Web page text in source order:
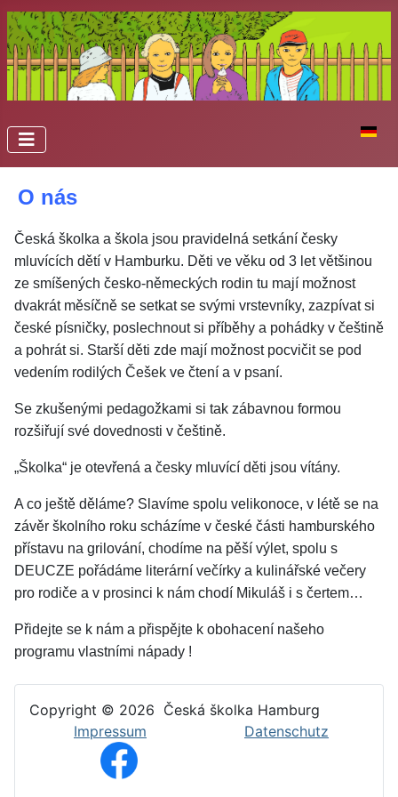
Zvolte
O nás
Česká školka a škola jsou pravidelná setkání česky
mluvících dětí v Hamburku. Děti ve věku od 3 let většinou
ze smíšených česko-německých rodin tu mají možnost
dvakrát měsíčně se setkat se svými vrstevníky, zazpívat si
české písničky, poslechnout si příběhy a pohádky v češtině
a pohrát si. Starší děti zde mají možnost pocvičit se pod
vedením rodilých Češek ve čtení a v psaní.
Se zkušenými pedagožkami si tak zábavnou formou
rozšiřují své dovednosti v češtině.
„Školka“ je otevřená a česky mluvící děti jsou vítány.
A co ještě děláme? Slavíme spolu velikonoce, v létě se na
závěr školního roku scházíme v české části hamburského
přístavu na grilování, chodíme na pěší výlet, spolu s
DEUCZE pořádáme literární večírky a kulinářské večery
pro rodiče a v prosinci k nám chodí Mikuláš i s čertem…
Přidejte se k nám a přispějte k obohacení našeho
programu vlastními nápady !
Copyright © 2026 Česká školka Hamburg
Impressum
Datenschutz